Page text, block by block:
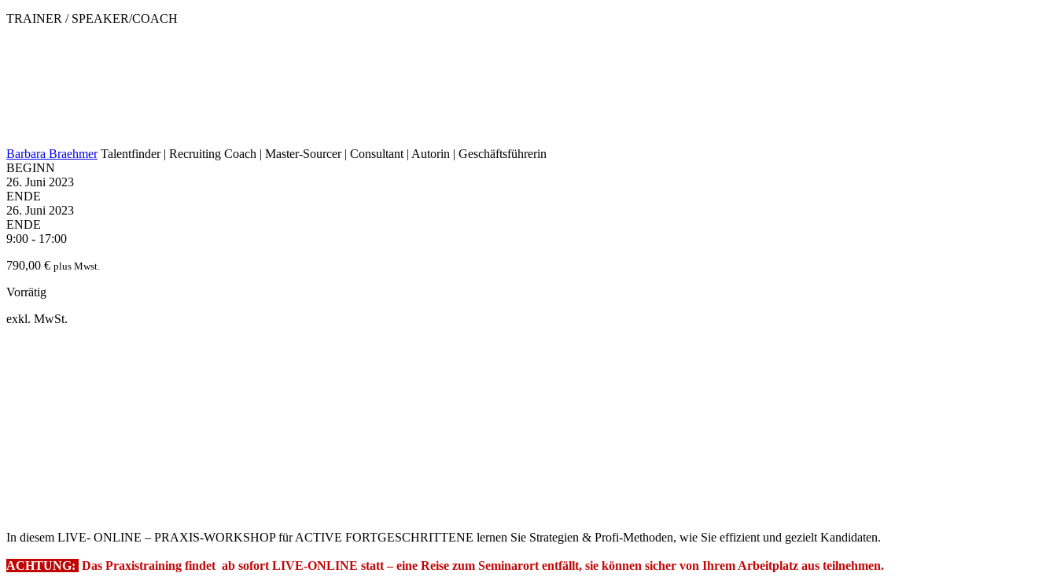
TRAINER / SPEAKER/COACH
Barbara Braehmer Talentfinder | Recruiting Coach | Master-Sourcer | Consultant | Autorin | Geschäftsführerin
BEGINN
26. Juni 2023
ENDE
26. Juni 2023
ENDE
9:00 - 17:00
790,00 € plus Mwst.
Vorrätig
exkl. MwSt.
In diesem LIVE- ONLINE – PRAXIS-WORKSHOP für ACTIVE FORTGESCHRITTENE lernen Sie Strategien & Profi-Methoden, wie Sie effizient und gezielt Kandidaten.
ACHTUNG: Das Praxistraining findet ab sofort LIVE-ONLINE statt – eine Reise zum Seminarort entfällt, sie können sicher von Ihrem Arbeitplatz aus teilnehmen.